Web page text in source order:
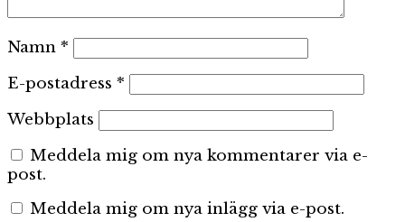
Namn *
E-postadress *
Webbplats
Meddela mig om nya kommentarer via e-
post.
Meddela mig om nya inlägg via e-post.